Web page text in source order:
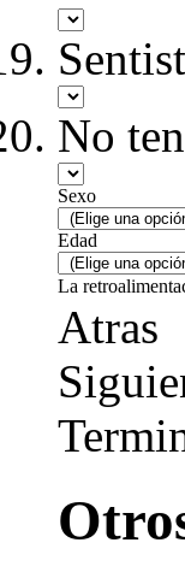
No
Sexo
Edad
La
Atras